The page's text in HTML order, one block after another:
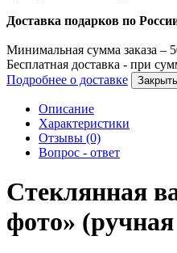
Доставка подарков по
Минимальная сумма заказа –
Бесплатная доставка - при
Подробнее о доставке
Закрыть
Описание
Характеристики
Отзывы (0)
Вопрос - ответ
Стеклянная
фото»